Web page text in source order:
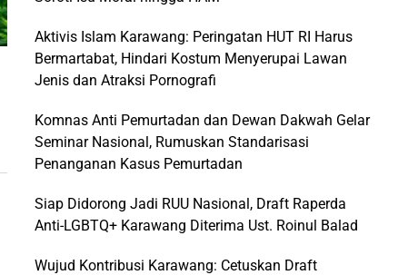
Aktivis Islam Karawang: Peringatan HUT RI Harus
Bermartabat, Hindari Kostum Menyerupai Lawan
Jenis dan Atraksi Pornografi
Komnas Anti Pemurtadan dan Dewan Dakwah Gelar
Seminar Nasional, Rumuskan Standarisasi
Penanganan Kasus Pemurtadan
Siap Didorong Jadi RUU Nasional, Draft Raperda
Anti-LGBTQ+ Karawang Diterima Ust. Roinul Balad
Wujud Kontribusi Karawang: Cetuskan Draft